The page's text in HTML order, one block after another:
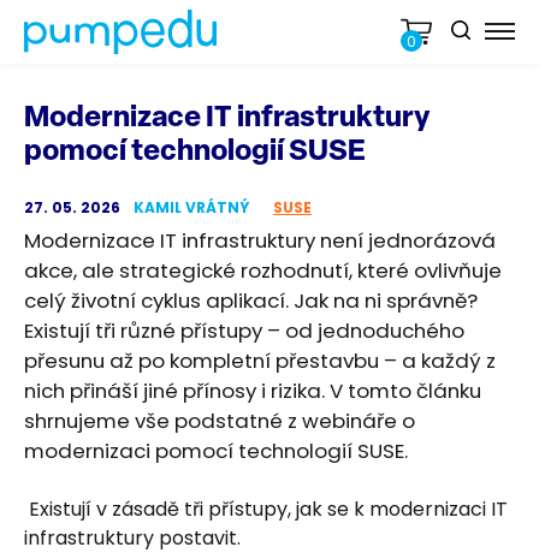
0
Modernizace IT infrastruktury
pomocí technologií SUSE
27. 05. 2026 KAMIL VRÁTNÝ SUSE
Modernizace IT infrastruktury není jednorázová
akce, ale strategické rozhodnutí, které ovlivňuje
celý životní cyklus aplikací. Jak na ni správně?
Existují tři různé přístupy – od jednoduchého
přesunu až po kompletní přestavbu – a každý z
nich přináší jiné přínosy i rizika. V tomto článku
shrnujeme vše podstatné z webináře o
modernizaci pomocí technologií SUSE.
Existují v zásadě tři přístupy, jak se k modernizaci IT
infrastruktury postavit.